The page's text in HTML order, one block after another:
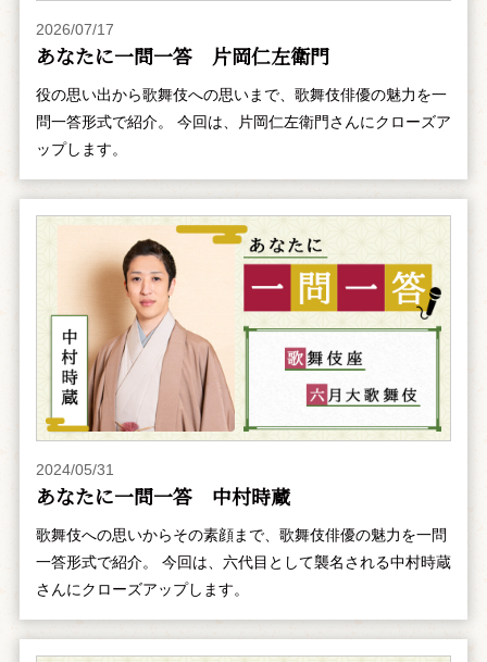
2026/07/17
あなたに一問一答 片岡仁左衛門
役の思い出から歌舞伎への思いまで、歌舞伎俳優の魅力を一
問一答形式で紹介。 今回は、片岡仁左衛門さんにクローズア
ップします。
2024/05/31
あなたに一問一答 中村時蔵
歌舞伎への思いからその素顔まで、歌舞伎俳優の魅力を一問
一答形式で紹介。 今回は、六代目として襲名される中村時蔵
さんにクローズアップします。